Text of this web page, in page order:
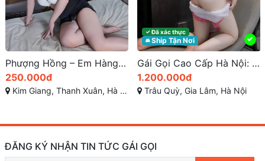
Phượng Hồng – Em Hàng Gái Gọi Giá Rẻ, Body Gợi Cảm, Vẻ Đẹp Hoàn Mỹ – Gái Gọi Thanh Xuân
250.000đ
Kim Giang, Thanh Xuân, Hà Nội
✓Đã xác thực
🚘Ship Tận Nơi
Gái Gọi Cao Cấp Hà Nội: Trải Nghiệm Tình Dục Hạng Sang
1.200.000đ
Trâu Quỳ, Gia Lâm, Hà Nội
ĐĂNG KÝ NHẬN TIN TỨC GÁI GỌI